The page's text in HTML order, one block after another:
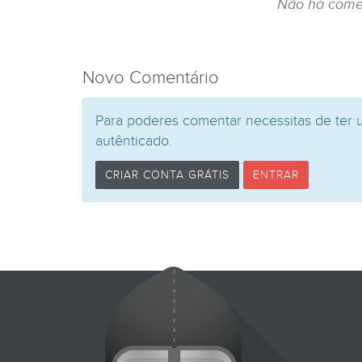
Não há
Novo Comentário
Para poderes comentar necessitas de
autênticado.
CRIAR CONTA GRÁTIS ENTRAR